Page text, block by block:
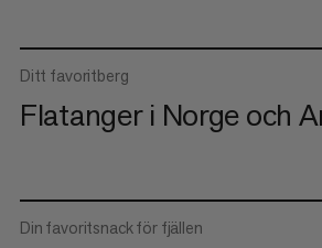
Ditt favoritberg
Flatanger i Norge och
Din favoritsnack för fjällen